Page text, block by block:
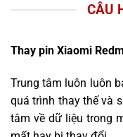
CÂU
Thay pin Xiaomi
Trung tâm luôn luôn
quá trình thay thế và
tâm về dữ liệu trong